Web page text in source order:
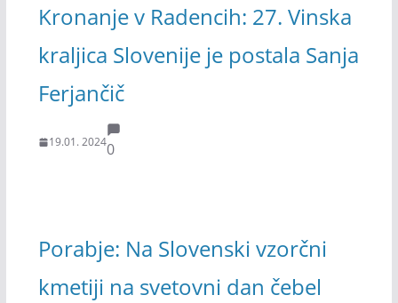
Kronanje v Radencih: 27. Vinska
kraljica Slovenije je postala Sanja
Ferjančič
19.01. 20240
Porabje: Na Slovenski vzorčni
kmetiji na svetovni dan čebel